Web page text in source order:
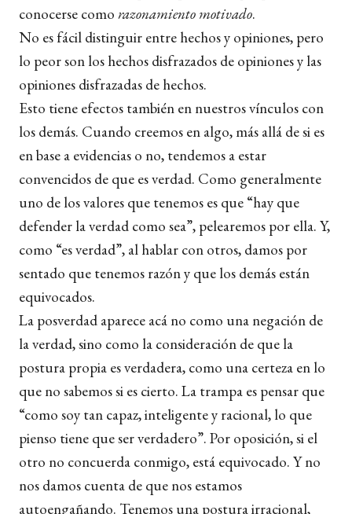
conocerse como razonamiento motivado.
No es fácil distinguir entre hechos y opiniones, pero
lo peor son los hechos disfrazados de opiniones y las
opiniones disfrazadas de hechos.
Esto tiene efectos también en nuestros vínculos con
los demás. Cuando creemos en algo, más allá de si es
en base a evidencias o no, tendemos a estar
convencidos de que es verdad. Como generalmente
uno de los valores que tenemos es que “hay que
defender la verdad como sea”, pelearemos por ella. Y,
como “es verdad”, al hablar con otros, damos por
sentado que tenemos razón y que los demás están
equivocados.
La posverdad aparece acá no como una negación de
la verdad, sino como la consideración de que la
postura propia es verdadera, como una certeza en lo
que no sabemos si es cierto. La trampa es pensar que
“como soy tan capaz, inteligente y racional, lo que
pienso tiene que ser verdadero”. Por oposición, si el
otro no concuerda conmigo, está equivocado. Y no
nos damos cuenta de que nos estamos
autoengañando. Tenemos una postura irracional,